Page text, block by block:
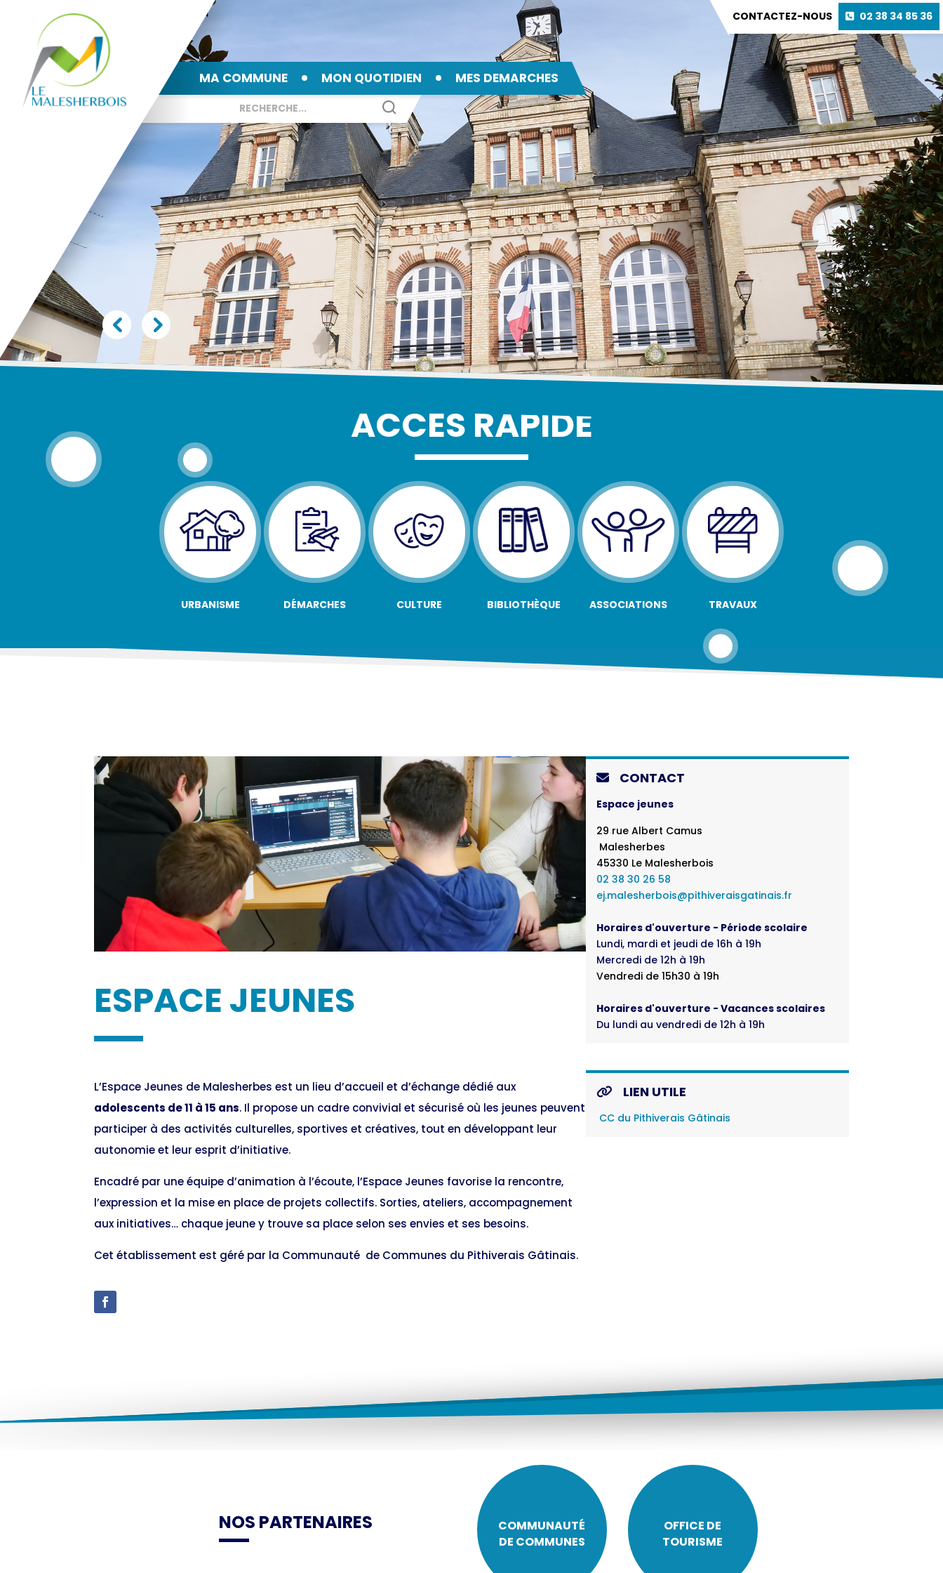
CONTACTEZ-NOUS 02 38 34 85 36
MA COMMUNE MON QUOTIDIEN MES DEMARCHES
ACCÈS RAPIDE
URBANISME DÉMARCHES CULTURE BIBLIOTHÈQUE ASSOCIATIONS TRAVAUX
ESPACE JEUNES
L’Espace Jeunes de Malesherbes est un lieu d’accueil et d’échange dédié aux
adolescents de 11 à 15 ans. Il propose un cadre convivial et sécurisé où les jeunes peuvent
participer à des activités culturelles, sportives et créatives, tout en développant leur
autonomie et leur esprit d’initiative.
Encadré par une équipe d’animation à l’écoute, l’Espace Jeunes favorise la rencontre,
l’expression et la mise en place de projets collectifs. Sorties, ateliers, accompagnement
aux initiatives… chaque jeune y trouve sa place selon ses envies et ses besoins.
Cet établissement est géré par la Communauté de Communes du Pithiverais Gâtinais.
CONTACT
Espace jeunes
29 rue Albert Camus
Malesherbes
45330 Le Malesherbois
02 38 30 26 58
ej.malesherbois@pithiveraisgatinais.fr
Horaires d'ouverture - Période scolaire
Lundi, mardi et jeudi de 16h à 19h
Mercredi de 12h à 19h
Vendredi de 15h30 à 19h
Horaires d'ouverture - Vacances scolaires
Du lundi au vendredi de 12h à 19h
LIEN UTILE
CC du Pithiverais Gâtinais
NOS PARTENAIRES
COMMUNAUTÉ
DE COMMUNES
OFFICE DE
TOURISME